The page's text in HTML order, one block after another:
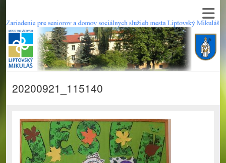
20200921_115140